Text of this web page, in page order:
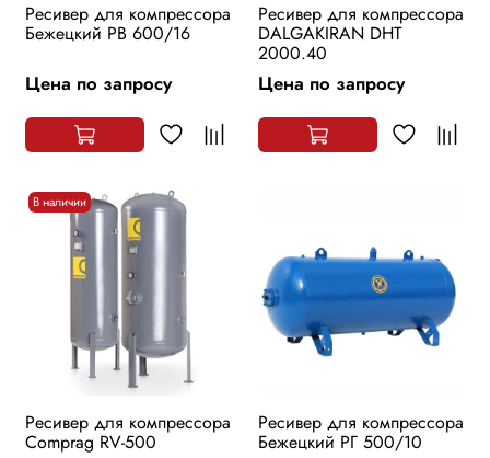
Ресивер для компрессора
Бежецкий РВ 600/16
Цена по запросу
Ресивер для компрессора
DALGAKIRAN DHT
2000.40
Цена по запросу
В наличии
Ресивер для компрессора
Comprag RV-500
Ресивер для компрессора
Бежецкий РГ 500/10